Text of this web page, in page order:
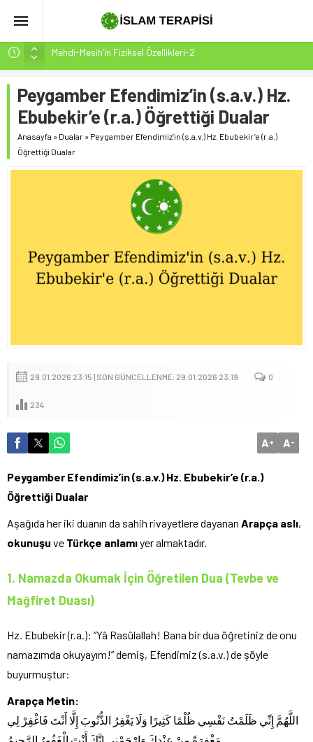
Mehdi-Mesih’in Fiziksel Özellikleri-2
Hakikatin Nihai Ölçüsü: Kur’an-ı Kerim’in Önceki Kitapları
Tasdiki ve Tahrifleri Arındırması
Peygamber Müjdesi Mehdi Mesih’in Gelişi Kitabımız
26.07.2026 Tarihinde Güncellenmiştir(ÇOK ÖNEMLİ)
İsrâ Sûresi(17) 1. Ayet’in 7 Dilde Yazılışı
Peygamber Efendimiz’in (s.a.v.) Hz.
Ebubekir’e (r.a.) Öğrettiği Dualar
Anasayfa » Dualar » Peygamber Efendimiz’in (s.a.v.) Hz. Ebubekir’e (r.a.)
Öğrettiği Dualar
29.01.2026 23:15 | SON GÜNCELLENME: 29.01.2026 23:19 0
234
A+ A-
Peygamber Efendimiz’in (s.a.v.) Hz. Ebubekir’e (r.a.)
Öğrettiği Dualar
Aşağıda her iki duanın da sahih rivayetlere dayanan Arapça aslı,
okunuşu ve Türkçe anlamıyer almaktadır.
1. Namazda Okumak İçin Öğretilen Dua (Tevbe ve
Mağfiret Duası)
Hz. Ebubekir (r.a.): “Yâ Rasûlallah! Bana bir dua öğretiniz de onu
namazımda okuyayım!” demiş, Efendimiz (s.a.v.) de şöyle
buyurmuştur:
Arapça Metin:
اللَّهُمَّ إِنِّي ظَلَمْتُ نَفْسِي ظُلْمًا كَثِيرًا وَلَا يَغْفِرُ الذُّنُوبَ إِلَّا أَنْتَ فَاغْفِرْ لِي